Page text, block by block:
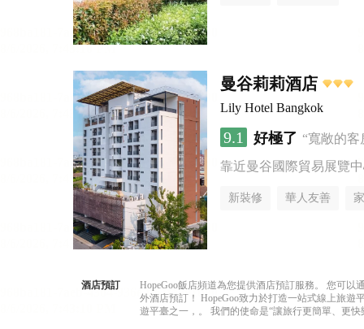
曼谷莉莉酒店
Lily Hotel Bangkok
9.1 好極了 “寬敞的
靠近曼谷國際貿易展覽
新裝修 華人友善
酒店預訂
HopeGoo飯店頻道為您提供酒店預訂服務。 您可
外酒店預訂！ HopeGoo致力於打造一站式線上旅
遊平臺之一，。 我們的使命是“讓旅行更簡單、更